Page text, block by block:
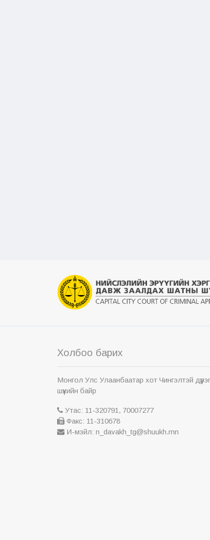
Холбоо барих
Монгол Улс Улаанбаатар хот Чингэлтэй
шүүхийн байр
Утас: 11-320791, 70007277
Факс: 11-310678
И-мэйл: n_davakh_tg@shuukh.mn